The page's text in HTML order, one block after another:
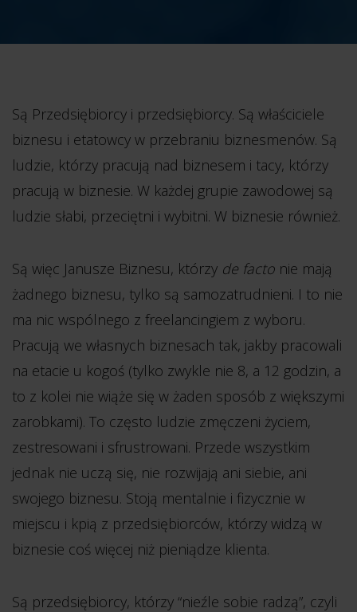
Są Przedsiębiorcy i przedsiębiorcy. Są właściciele
biznesu i etatowcy w przebraniu biznesmenów. Są
ludzie, którzy pracują nad biznesem i tacy, którzy
pracują w biznesie. W każdej grupie zawodowej są
ludzie słabi, przeciętni i wybitni. W biznesie również.
Są więc Janusze Biznesu, którzy de facto nie mają
żadnego biznesu, tylko są samozatrudnieni. I to nie
ma nic wspólnego z freelancingiem z wyboru.
Pracują we własnych biznesach tak, jakby pracowali
na etacie u kogoś (tylko zwykle nie 8, a 12 godzin, a
to z kolei nie wiąże się w żaden sposób z większymi
zarobkami). To często ludzie zmęczeni życiem,
zestresowani i sfrustrowani. Przede wszystkim
jednak nie uczą się, nie rozwijają ani siebie, ani
swojego biznesu. Stoją mentalnie i fizycznie w
miejscu i kpią z przedsiębiorców, którzy widzą w
biznesie coś więcej niż pieniądze klienta.
Są przedsiębiorcy, którzy “nieźle sobie radzą”, czyli